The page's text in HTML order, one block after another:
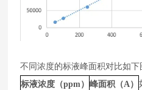
不同浓度的标液峰面积对比如下
标液浓度（ppm） 峰面积（A）